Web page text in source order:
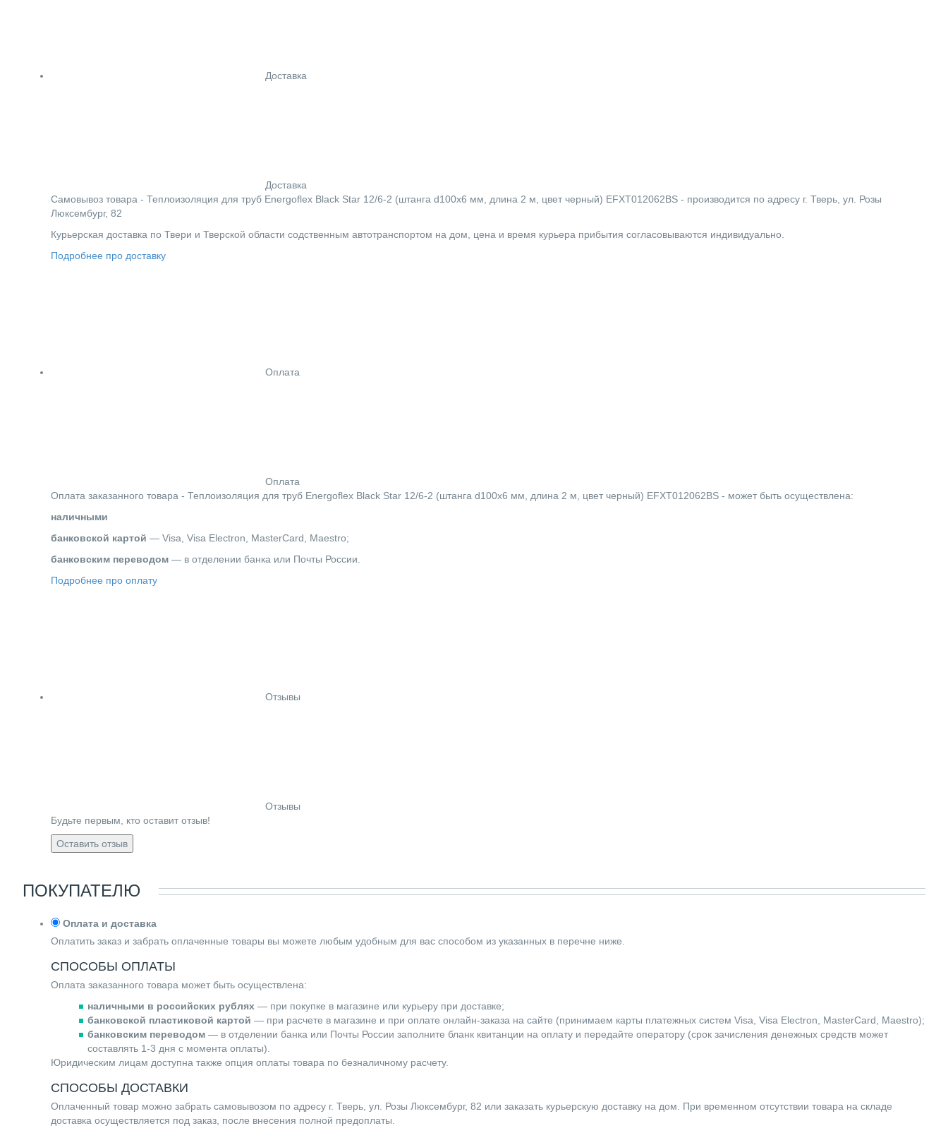
Доставка
Доставка
Cамовывоз товара - Теплоизоляция для труб Energoflex Black Star 12/6-2 (штанга d100x6 мм, длина 2 м, цвет черный) EFXT012062BS - производится по адресу г. Тверь, ул. Розы
Люксембург, 82
Курьерская доставка по Твери и Тверской области содственным автотранспортом на дом, цена и время курьера прибытия согласовываются индивидуально.
Подробнее про доставку
Оплата
Оплата
Оплата заказанного товара - Теплоизоляция для труб Energoflex Black Star 12/6-2 (штанга d100x6 мм, длина 2 м, цвет черный) EFXT012062BS - может быть осуществлена:
наличными
банковской картой — Visa, Visa Electron, MasterCard, Maestro;
банковским переводом — в отделении банка или Почты России.
Подробнее про оплату
Отзывы
Отзывы
Будьте первым, кто оставит отзыв!
Оставить отзыв
ПОКУПАТЕЛЮ
Оплата и доставка
Оплатить заказ и забрать оплаченные товары вы можете любым удобным для вас способом из указанных в перечне ниже.
СПОСОБЫ ОПЛАТЫ
Оплата заказанного товара может быть осуществлена:
наличными в российских рублях — при покупке в магазине или курьеру при доставке;
банковской пластиковой картой — при расчете в магазине и при оплате онлайн-заказа на сайте (принимаем карты платежных систем Visa, Visa Electron, MasterCard, Maestro);
банковским переводом — в отделении банка или Почты России заполните бланк квитанции на оплату и передайте оператору (срок зачисления денежных средств может
составлять 1-3 дня с момента оплаты).
Юридическим лицам доступна также опция оплаты товара по безналичному расчету.
СПОСОБЫ ДОСТАВКИ
Оплаченный товар можно забрать самовывозом по адресу г. Тверь, ул. Розы Люксембург, 82 или заказать курьерскую доставку на дом. При временном отсутствии товара на складе
доставка осуществляется под заказ, после внесения полной предоплаты.